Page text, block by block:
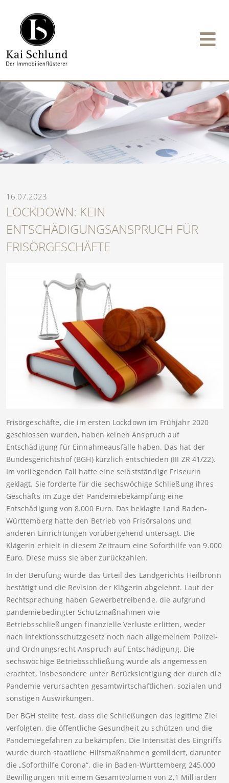
16.07.2023
LOCKDOWN: KEIN
ENTSCHÄDIGUNGSANSPRUCH FÜR
FRISÖRGESCHÄFTE
Frisörgeschäfte, die im ersten Lockdown im Frühjahr 2020
geschlossen wurden, haben keinen Anspruch auf
Entschädigung für Einnahmeausfälle haben. Das hat der
Bundesgerichtshof (BGH) kürzlich entschieden (III ZR 41/22).
Im vorliegenden Fall hatte eine selbstständige Friseurin
geklagt. Sie forderte für die sechswöchige Schließung ihres
Geschäfts im Zuge der Pandemiebekämpfung eine
Entschädigung von 8.000 Euro. Das beklagte Land Baden-
Württemberg hatte den Betrieb von Frisörsalons und
anderen Einrichtungen vorübergehend untersagt. Die
Klägerin erhielt in diesem Zeitraum eine Soforthilfe von 9.000
Euro. Diese muss sie aber zurückzahlen.
In der Berufung wurde das Urteil des Landgerichts Heilbronn
bestätigt und die Revision der Klägerin abgelehnt. Laut der
Rechtsprechung haben Gewerbetreibende, die aufgrund
pandemiebedingter Schutzmaßnahmen wie
Betriebsschließungen finanzielle Verluste erlitten, weder
nach Infektionsschutzgesetz noch nach allgemeinem Polizei-
und Ordnungsrecht Anspruch auf Entschädigung. Die
sechswöchige Betriebsschließung wurde als angemessen
erachtet, insbesondere unter Berücksichtigung der durch die
Pandemie verursachten gesamtwirtschaftlichen, sozialen und
sonstigen Auswirkungen.
Der BGH stellte fest, dass die Schließungen das legitime Ziel
verfolgten, die öffentliche Gesundheit zu schützen und die
Pandemiegefahren zu bekämpfen. Die Intensität des Eingriffs
wurde durch staatliche Hilfsmaßnahmen gemildert, darunter
die „Soforthilfe Corona“, die in Baden-Württemberg 245.000
Bewilligungen mit einem Gesamtvolumen von 2,1 Milliarden